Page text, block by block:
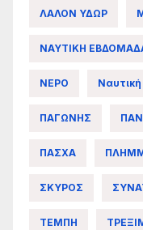
ΛΑΛΟΝ ΥΔΩΡ
ΝΑΥΤΙΚΗ
ΝΕΡΟ
ΠΑΓΩΝΗΣ
ΠΑΣΧΑ
ΣΚΥΡΟΣ
ΤΕΜΠΗ